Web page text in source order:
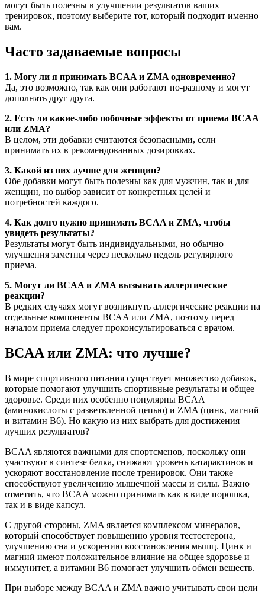
могут быть полезны в улучшении результатов ваших
тренировок, поэтому выберите тот, который подходит именно
вам.
Часто задаваемые вопросы
1. Могу ли я принимать BCAA и ZMA одновременно?
Да, это возможно, так как они работают по-разному и могут
дополнять друг друга.
2. Есть ли какие-либо побочные эффекты от приема BCAA
или ZMA?
В целом, эти добавки считаются безопасными, если
принимать их в рекомендованных дозировках.
3. Какой из них лучше для женщин?
Обе добавки могут быть полезны как для мужчин, так и для
женщин, но выбор зависит от конкретных целей и
потребностей каждого.
4. Как долго нужно принимать BCAA и ZMA, чтобы
увидеть результаты?
Результаты могут быть индивидуальными, но обычно
улучшения заметны через несколько недель регулярного
приема.
5. Могут ли BCAA и ZMA вызывать аллергические
реакции?
В редких случаях могут возникнуть аллергические реакции на
отдельные компоненты BCAA или ZMA, поэтому перед
началом приема следует проконсультироваться с врачом.
BCAA или ZMA: что лучше?
В мире спортивного питания существует множество добавок,
которые помогают улучшить спортивные результаты и общее
здоровье. Среди них особенно популярны BCAA
(аминокислоты с разветвленной цепью) и ZMA (цинк, магний
и витамин B6). Но какую из них выбрать для достижения
лучших результатов?
BCAA являются важными для спортсменов, поскольку они
участвуют в синтезе белка, снижают уровень катарактинов и
ускоряют восстановление после тренировок. Они также
способствуют увеличению мышечной массы и силы. Важно
отметить, что BCAA можно принимать как в виде порошка,
так и в виде капсул.
С другой стороны, ZMA является комплексом минералов,
который способствует повышению уровня тестостерона,
улучшению сна и ускорению восстановления мышц. Цинк и
магний имеют положительное влияние на общее здоровье и
иммунитет, а витамин B6 помогает улучшить обмен веществ.
При выборе между BCAA и ZMA важно учитывать свои цели